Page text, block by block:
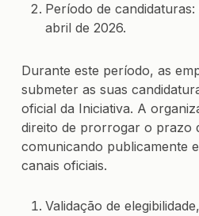
Período de
abril de 2026.
Durante este período, as
submeter as suas
oficial da Iniciativa. A
direito de prorrogar o prazo
comunicando publicamente
canais oficiais.
Validação de